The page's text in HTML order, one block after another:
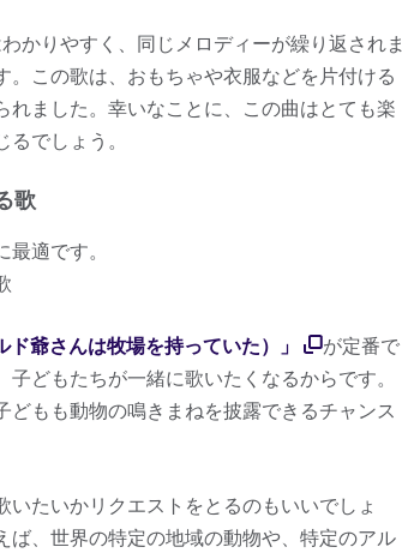
かりやすく、同じメロディーが繰り返されま
この歌は、おもちゃや衣服などを片付ける
れました。幸いなことに、この曲はとても楽
でしょう。
歌
適です。
爺さんは牧場を持っていた）」
が定番で
どもたちが一緒に歌いたくなるからです。
もも動物の鳴きまねを披露できるチャンス
たいかリクエストをとるのもいいでしょ
ば、世界の特定の地域の動物や、特定のアル